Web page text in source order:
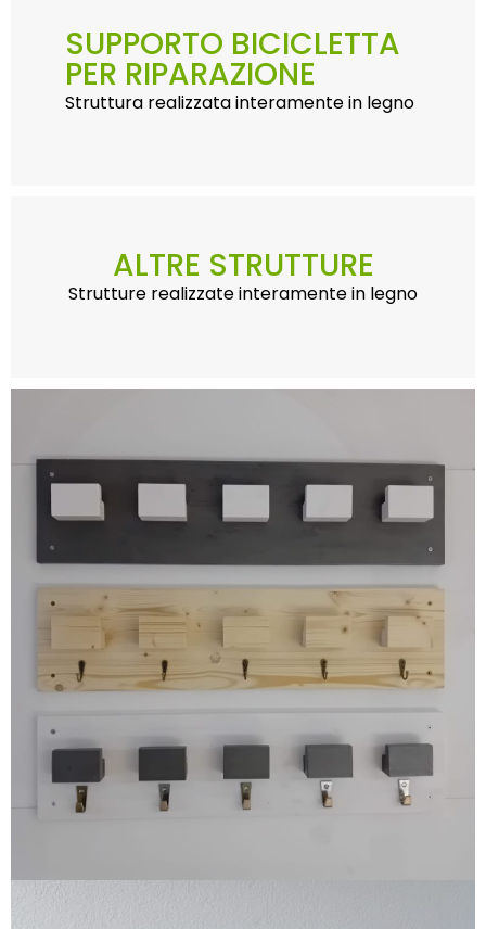
SUPPORTO BICICLETTA
PER RIPARAZIONE
Struttura realizzata interamente in legno
ALTRE STRUTTURE
Strutture realizzate interamente in legno